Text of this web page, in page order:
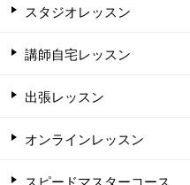
スタジオレッスン
講師自宅レッスン
出張レッスン
オンラインレッスン
スピードマスターコース